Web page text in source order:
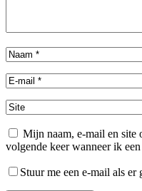
Mijn naam, e-mail en site
volgende keer wanneer ik een
Stuur me een e-mail als